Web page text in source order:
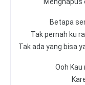
Menghapus
Betapa
Tak pernah ku
Tak ada yang bisa
Ooh